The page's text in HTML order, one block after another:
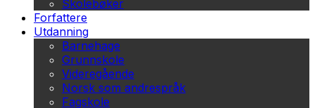
Skolebøker
Forfattere
Utdanning
Barnehage
Grunnskole
Videregående
Norsk som andrespråk
Fagskole